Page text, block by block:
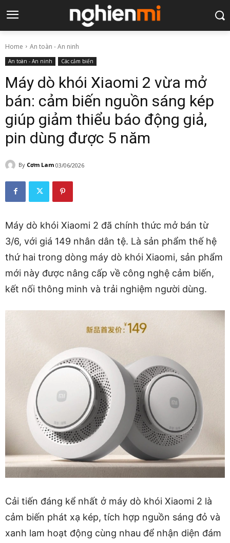
Home An toàn - An ninh
An toàn - An ninh Các cảm biển
Máy dò khói Xiaomi 2 vừa mở
bán: cảm biến nguồn sáng kép
giúp giảm thiểu báo động giả,
pin dùng được 5 năm
By Cơm Lam 03/06/2026
Máy dò khói Xiaomi 2 đã chính thức mở bán từ
3/6, với giá 149 nhân dân tệ. Là sản phẩm thế hệ
thứ hai trong dòng máy dò khói Xiaomi, sản phẩm
mới này được nâng cấp về công nghệ cảm biến,
kết nối thông minh và trải nghiệm người dùng.
Cải tiến đáng kể nhất ở máy dò khói Xiaomi 2 là
cảm biến phát xạ kép, tích hợp nguồn sáng đỏ và
xanh lam hoạt động cùng nhau để nhận diện đám